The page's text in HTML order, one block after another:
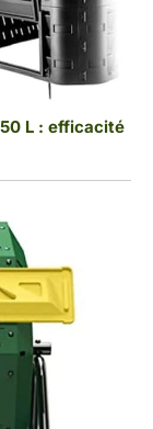
L : efficacité